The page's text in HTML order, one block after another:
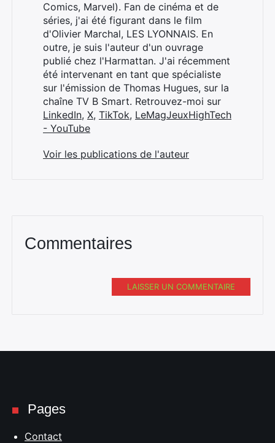
Comics, Marvel). Fan de cinéma et de
séries, j'ai été figurant dans le film
d'Olivier Marchal, LES LYONNAIS. En
outre, je suis l'auteur d'un ouvrage
publié chez l'Harmattan. J'ai récemment
été intervenant en tant que spécialiste
sur l'émission de Thomas Hugues, sur la
chaîne TV B Smart. Retrouvez-moi sur
LinkedIn, X, TikTok, LeMagJeuxHighTech
- YouTube
Voir les publications de l'auteur
Commentaires
LAISSER UN COMMENTAIRE
Pages
Contact